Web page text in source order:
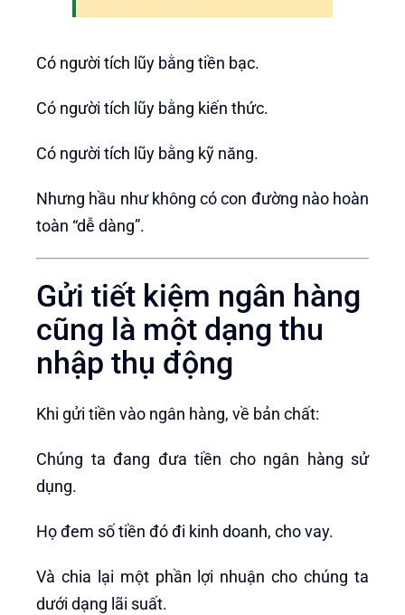
Có người tích lũy bằng tiền bạc.
Có người tích lũy bằng kiến thức.
Có người tích lũy bằng kỹ năng.
Nhưng hầu như không có con đường nào hoàn
toàn “dễ dàng”.
Gửi tiết kiệm ngân hàng
cũng là một dạng thu
nhập thụ động
Khi gửi tiền vào ngân hàng, về bản chất:
Chúng ta đang đưa tiền cho ngân hàng sử
dụng.
Họ đem số tiền đó đi kinh doanh, cho vay.
Và chia lại một phần lợi nhuận cho chúng ta
dưới dạng lãi suất.